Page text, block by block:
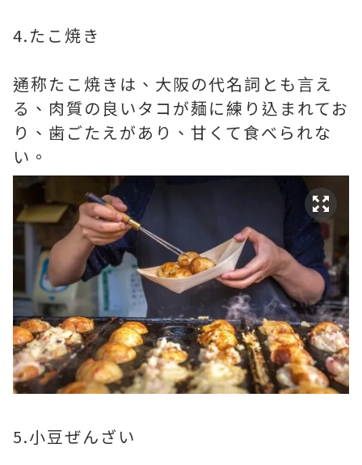
4.たこ焼き
通称たこ焼きは、大阪の代名詞とも言え
る、肉質の良いタコが麺に練り込まれてお
り、歯ごたえがあり、甘くて食べられな
い。
5.小豆ぜんざい